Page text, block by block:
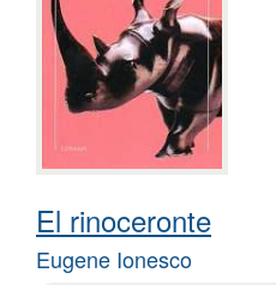
El rinoceronte
Eugene Ionesco